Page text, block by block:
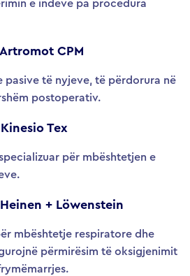
e indeve pa procedura
CPM
pasive të nyjeve, të përdorura në
postoperativ.
Tex
për mbështetjen e
+ Löwenstein
mbështetje respiratore dhe
përmirësim të oksigjenimit